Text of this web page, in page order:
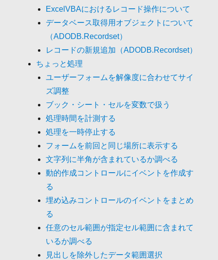
ExcelVBAにおけるレコード操作について
データベース取得用オブジェクトについて
（ADODB.Recordset）
レコードの新規追加（ADODB.Recordset）
ちょっと処理
ユーザーフォームを解像度に合わせてサイ
ズ調整
ブック・シート・セルを変数で扱う
処理時間を計測する
処理を一時停止する
フォームを前回と同じ場所に表示する
文字列に半角が含まれているか調べる
動的作成コントロールにイベントを作成す
る
埋め込みコントロールのイベントをまとめ
る
任意のセル範囲が指定セル範囲に含まれて
いるか調べる
見出しを除外したデータ範囲選択